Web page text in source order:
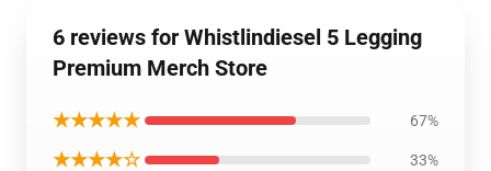
6 reviews for Whistlindiesel 5 Legging
Premium Merch Store
★★★★★ 67%
★★★★☆ 33%